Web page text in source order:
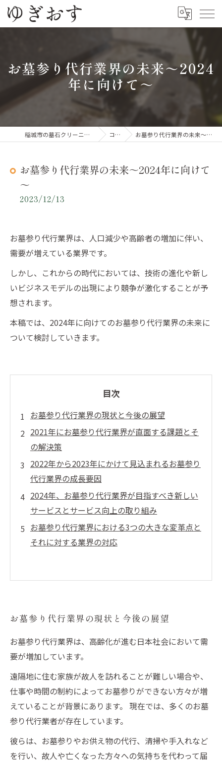
お墓参り代行業界の未来～2024
年に向けて～
稲城市の墓石クリーニングならゆぎおす コラム お墓参り代行業界の未来～2024年に向けて～
お墓参り代行業界の未来～2024年に向けて
～
2023/12/13
お墓参り代行業界は、人口減少や高齢者の増加に伴い、
需要が増えている業界です。
しかし、これからの時代においては、技術の進化や新し
いビジネスモデルの出現により競争が激化することが予
想されます。
本稿では、2024年に向けてのお墓参り代行業界の未来に
ついて検討していきます。
目次
お墓参り代行業界の現状と今後の展望
2021年にお墓参り代行業界が直面する課題とそ
の解決策
2022年から2023年にかけて見込まれるお墓参り
代行業界の成長要因
2024年、お墓参り代行業界が目指すべき新しい
サービスとサービス向上の取り組み
お墓参り代行業界における3つの大きな変革点と
それに対する業界の対応
お墓参り代行業界の現状と今後の展望
お墓参り代行業界は、高齢化が進む日本社会において需
要が増加しています。
遠隔地に住む家族が故人を訪れることが難しい場合や、
仕事や時間の制約によってお墓参りができない方々が増
えていることが背景にあります。 現在では、多くのお墓
参り代行業者が存在しています。
彼らは、お墓参りやお供え物の代行、清掃や手入れなど
を行い、故人や亡くなった方々への気持ちを代わって届